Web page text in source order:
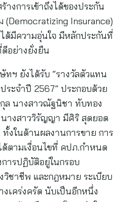
างการเข้าถึงได้ของประกัน
(Democratizing Insurance)
ด้มีความอุ่นใจ มีหลักประกันที่
อย่างยั่งยืน
ทฯ ยังได้รับ “รางวัลตัวแทน
ะจำปี 2567” ประกอบด้วย
ล นางสาวณัฐนิชา ทับทอง
างสาววิรัญญา มีศิริ สุดยอด
งในด้านผลงานการขาย การ
ด้ตามเงื่อนไขที่ คปภ.กำหนด
ารปฏิบัติอยู่ในกรอบ
ชาชีพ และกฎหมาย ระเบียบ
เคร่งครัด นับเป็นอีกหนึ่ง